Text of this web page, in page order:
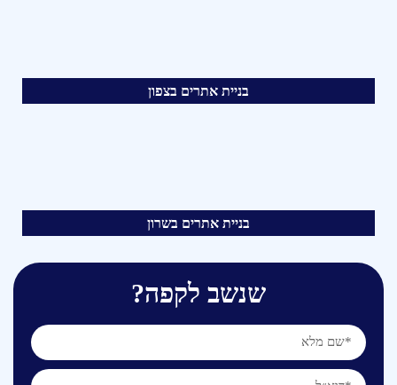
בניית אתרים בצפון
בניית אתרים בשרון
שנשב לקפה?